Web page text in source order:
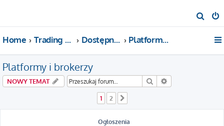
z
Home Trading For a Living Dostępne kategorie Platformy i brokerzy
Platformy i brokerzy
NOWY TEMAT Szukaj
1 2
Ogłoszenia